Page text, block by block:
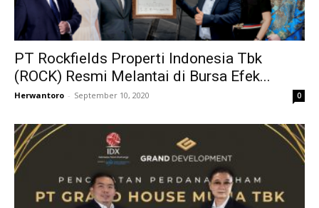
PT Rockfields Properti Indonesia Tbk
(ROCK) Resmi Melantai di Bursa Efek...
Herwantoro - September 10, 2020 0